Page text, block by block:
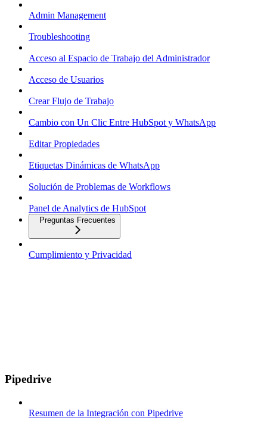
Admin Management
Troubleshooting
Acceso al Espacio de Trabajo del Administrador
Acceso de Usuarios
Crear Flujo de Trabajo
Cambio con Un Clic Entre HubSpot y WhatsApp
Editar Propiedades
Etiquetas Dinámicas de WhatsApp
Solución de Problemas de Workflows
Panel de Analytics de HubSpot
Preguntas Frecuentes
Cumplimiento y Privacidad
Pipedrive
Resumen de la Integración con Pipedrive